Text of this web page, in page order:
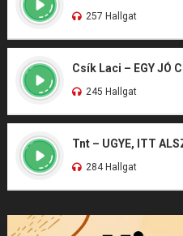
257 Hallgat
Csík Laci – EGY JÓ
245 Hallgat
Tnt – UGYE, ITT
284 Hallgat